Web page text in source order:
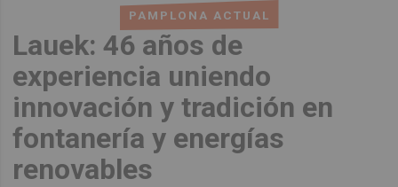
PAMPLONA ACTUAL
Lauek: 46 años de
experiencia uniendo
innovación y tradición en
fontanería y energías
renovables